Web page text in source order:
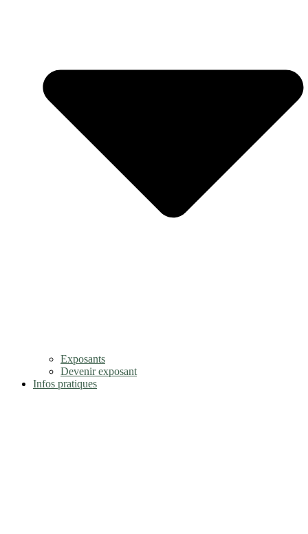
Exposants
Devenir exposant
Infos pratiques